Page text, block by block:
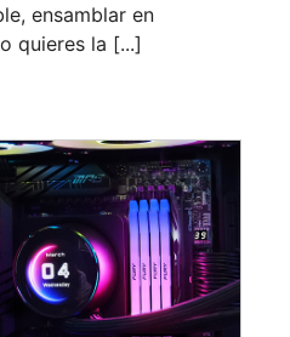
ensamblar en
quieres la [...]